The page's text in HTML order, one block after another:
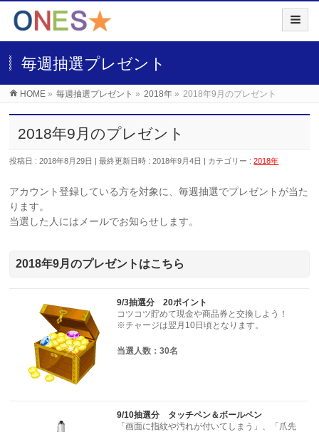
毎週抽選プレゼント
HOME » 毎週抽選プレゼント » 2018年 » 2018年9月のプレゼント
2018年9月のプレゼント
投稿日 : 2018年8月29日 最終更新日時 : 2018年9月4日 カテゴリー :2018年
アカウント登録している方を対象に、毎週抽選でプレゼントが当た
ります。
当選した人にはメールでお知らせします。
2018年9月のプレゼントはこちら
9/3抽選分 20ポイント
コツコツ貯めて現金や商品券と交換しよう！
※チャージは翌月10日頃となります。
当選人数：30名
9/10抽選分 タッチペン＆ボールペン
「画面に指紋や汚れが付いてしまう」、「爪先